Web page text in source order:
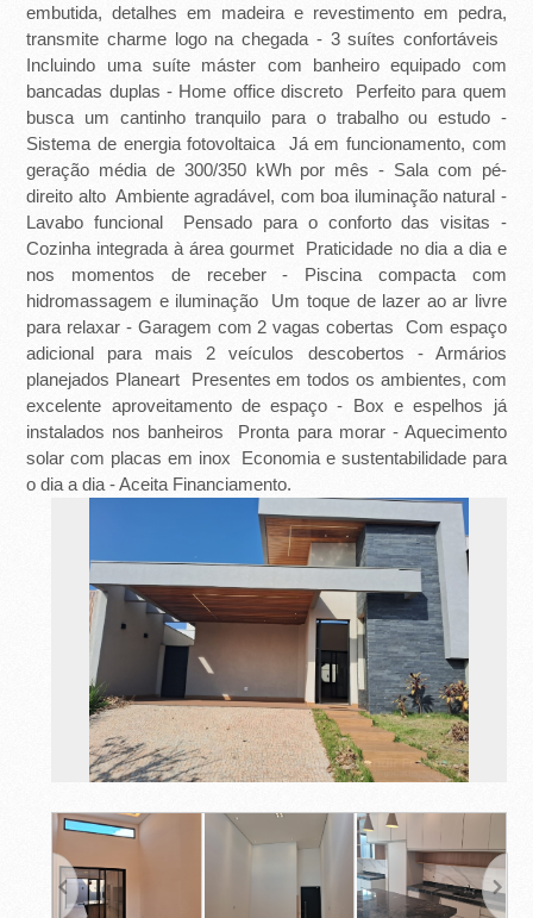
O
S
P
embutida, detalhes em madeira e revestimento em pedra,
transmite charme logo na chegada - 3 suítes confortáveis 
Incluindo uma suíte máster com banheiro equipado com
bancadas duplas - Home office discreto  Perfeito para quem
busca um cantinho tranquilo para o trabalho ou estudo -
Sistema de energia fotovoltaica  Já em funcionamento, com
geração média de 300/350 kWh por mês - Sala com pé-
direito alto  Ambiente agradável, com boa iluminação natural -
Lavabo funcional  Pensado para o conforto das visitas -
Cozinha integrada à área gourmet  Praticidade no dia a dia e
nos momentos de receber - Piscina compacta com
hidromassagem e iluminação  Um toque de lazer ao ar livre
para relaxar - Garagem com 2 vagas cobertas  Com espaço
adicional para mais 2 veículos descobertos - Armários
planejados Planeart  Presentes em todos os ambientes, com
excelente aproveitamento de espaço - Box e espelhos já
instalados nos banheiros  Pronta para morar - Aquecimento
solar com placas em inox  Economia e sustentabilidade para
o dia a dia - Aceita Financiamento.